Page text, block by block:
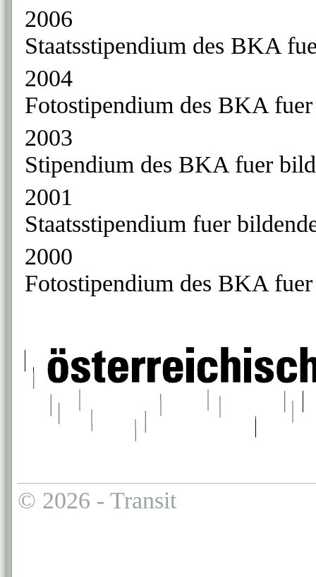
2006
Staatsstipendium des BKA
2004
Fotostipendium des BKA
2003
Stipendium des BKA fuer
2001
Staatsstipendium fuer
2000
Fotostipendium des BKA
© 2026 - Transit